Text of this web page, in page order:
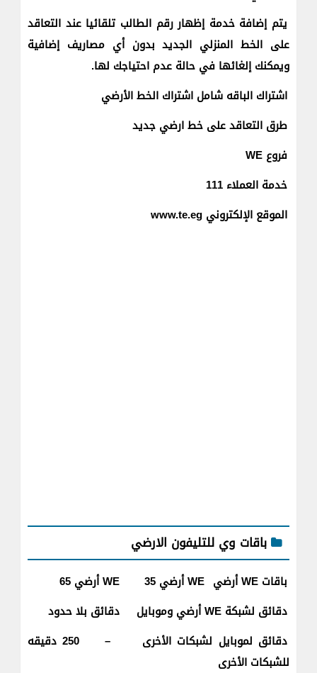
يتم إضافة خدمة إظهار رقم الطالب تلقائيا عند التعاقد
على الخط المنزلي الجديد بدون أي مصاريف إضافية
ويمكنك إلغائها في حالة عدم احتياجك لها.
اشتراك الباقه شامل اشتراك الخط الأرضي
طرق التعاقد على خط ارضي جديد
فروع WE
خدمة العملاء 111
الموقع الإلكتروني www.te.eg
باقات وي للتليفون الارضي
باقات WE أرضي WE أرضي 35
WE أرضي 65
دقائق لشبكة WE أرضي وموبايل
دقائق بلا حدود
دقائق لموبايل لشبكات الأخرى
–
250 دقيقه
للشبكات الأخرى